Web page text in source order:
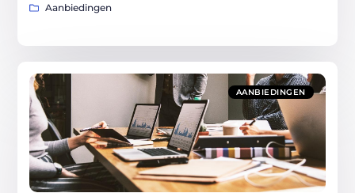
Aanbiedingen
AANBIEDINGEN